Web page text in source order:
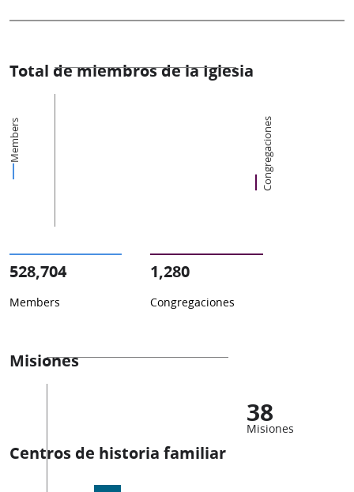
Total de miembros de la Iglesia
Members Congregaciones
528,704
Members
1,280
Congregaciones
Misiones
38
Misiones
Centros de historia familiar